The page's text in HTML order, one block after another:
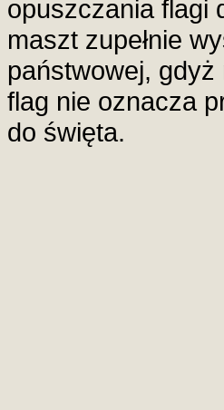
opuszczania flagi
maszt zupełnie
państwowej,
flag nie oznacza
do święta.